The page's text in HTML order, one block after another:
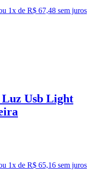
1x de R$ 67,48 sem juros
Usb Light
1x de R$ 65,16 sem juros